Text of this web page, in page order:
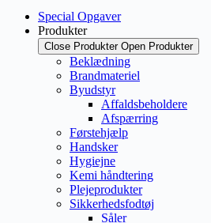
Special Opgaver
Produkter
Close Produkter Open Produkter
Beklædning
Brandmateriel
Byudstyr
Affaldsbeholdere
Afspærring
Førstehjælp
Handsker
Hygiejne
Kemi håndtering
Plejeprodukter
Sikkerhedsfodtøj
Såler